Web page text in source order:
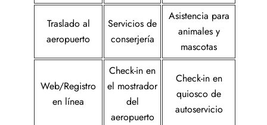
Traslado al
aeropuerto
Servicios de
conserjería
Asistencia para
animales y
mascotas
Web/Registro
en línea
Check-in en
el mostrador
del
aeropuerto
Check-in en
quiosco de
autoservicio